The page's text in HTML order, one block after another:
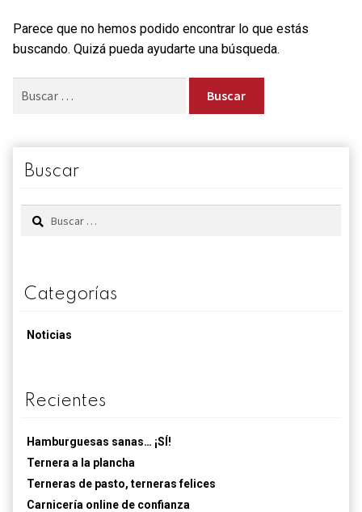
Blog
Contacto
0 productos
Parece que no hemos podido encontrar lo que estás
buscando. Quizá pueda ayudarte una búsqueda.
Buscar
Buscar:
Categorías
Noticias
Recientes
Hamburguesas sanas… ¡SÍ!
Ternera a la plancha
Terneras de pasto, terneras felices
Carnicería online de confianza